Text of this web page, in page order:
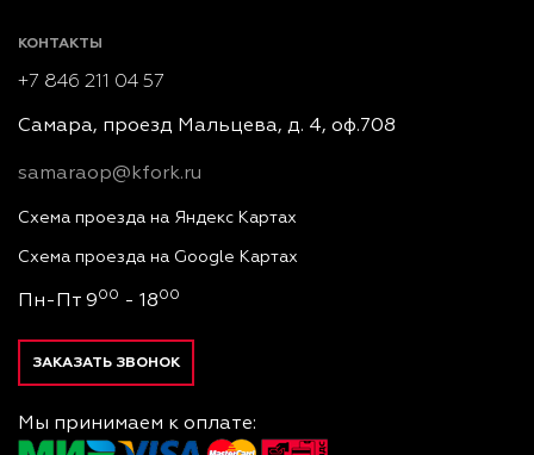
КОНТАКТЫ
+7 846 211 04 57
Самара, проезд Мальцева, д. 4, оф.708
samaraop@kfork.ru
Схема проезда на Яндекс Картах
Схема проезда на Google Картах
Пн-Пт 900 - 1800
ЗАКАЗАТЬ ЗВОНОК
Мы принимаем к оплате: